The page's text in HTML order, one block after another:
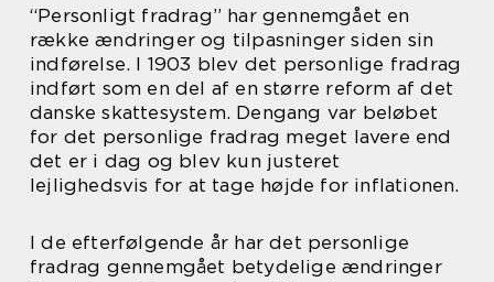
“Personligt fradrag” har gennemgået en
række ændringer og tilpasninger siden sin
indførelse. I 1903 blev det personlige fradrag
indført som en del af en større reform af det
danske skattesystem. Dengang var beløbet
for det personlige fradrag meget lavere end
det er i dag og blev kun justeret
lejlighedsvis for at tage højde for inflationen.
I de efterfølgende år har det personlige
fradrag gennemgået betydelige ændringer